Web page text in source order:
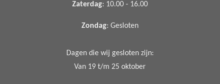
Zaterdag: 10.00 - 16.00
Zondag: Gesloten
Dagen die wij gesloten zijn:
Van 19 t/m 25 oktober